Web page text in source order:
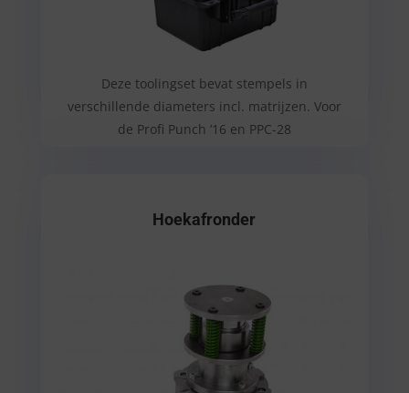
Deze toolingset bevat stempels in
verschillende diameters incl. matrijzen. Voor
de Profi Punch ’16 en PPC-28
Hoekafronder